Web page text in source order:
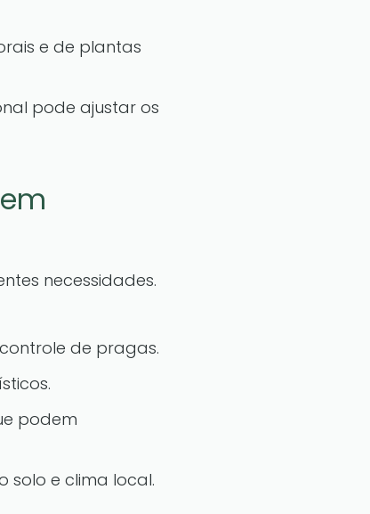
e de plantas
pode ajustar os
necessidades.
de pragas.
podem
solo e clima local.